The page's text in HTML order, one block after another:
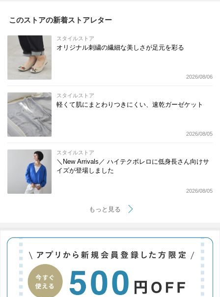
このストアの新着ストアレター
スタイルストア
オリジナル刺繍の繊細な美しさが足元を彩る
2026/08/06
スタイルストア
軽くて肌にまとわりつきにくい、速乾ガーゼケット
2026/08/05
スタイルストア
＼New Arrivals／ ハイテクボレロに低身長さん向けサ
イズが登場しました
2026/08/05
もっと見る